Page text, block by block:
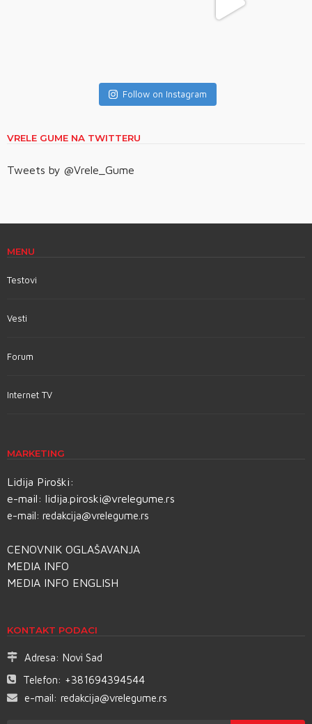
Follow on Instagram
VRELE GUME NA TWITTERU
Tweets by @Vrele_Gume
MENU
Testovi
Vesti
Forum
Internet TV
MARKETING
Lidija Piroški:
e-mail: lidija.piroski@vrelegume.rs
e-mail: redakcija@vrelegume.rs
CENOVNIK OGLAŠAVANJA
MEDIA INFO
MEDIA INFO ENGLISH
KONTAKT PODACI
Adresa: Novi Sad
Telefon: +381694394544
e-mail: redakcija@vrelegume.rs